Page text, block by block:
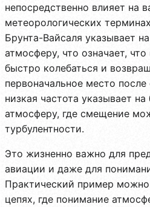
непосредственно влияет на
метеорологических
Брунта-Вайсаля указывает
атмосферу, что означает,
быстро колебаться и
первоначальное место
низкая частота указывает
атмосферу, где смещение
турбулентности.
Это жизненно важно для
авиации и даже для
Практический пример
цепях, где понимание